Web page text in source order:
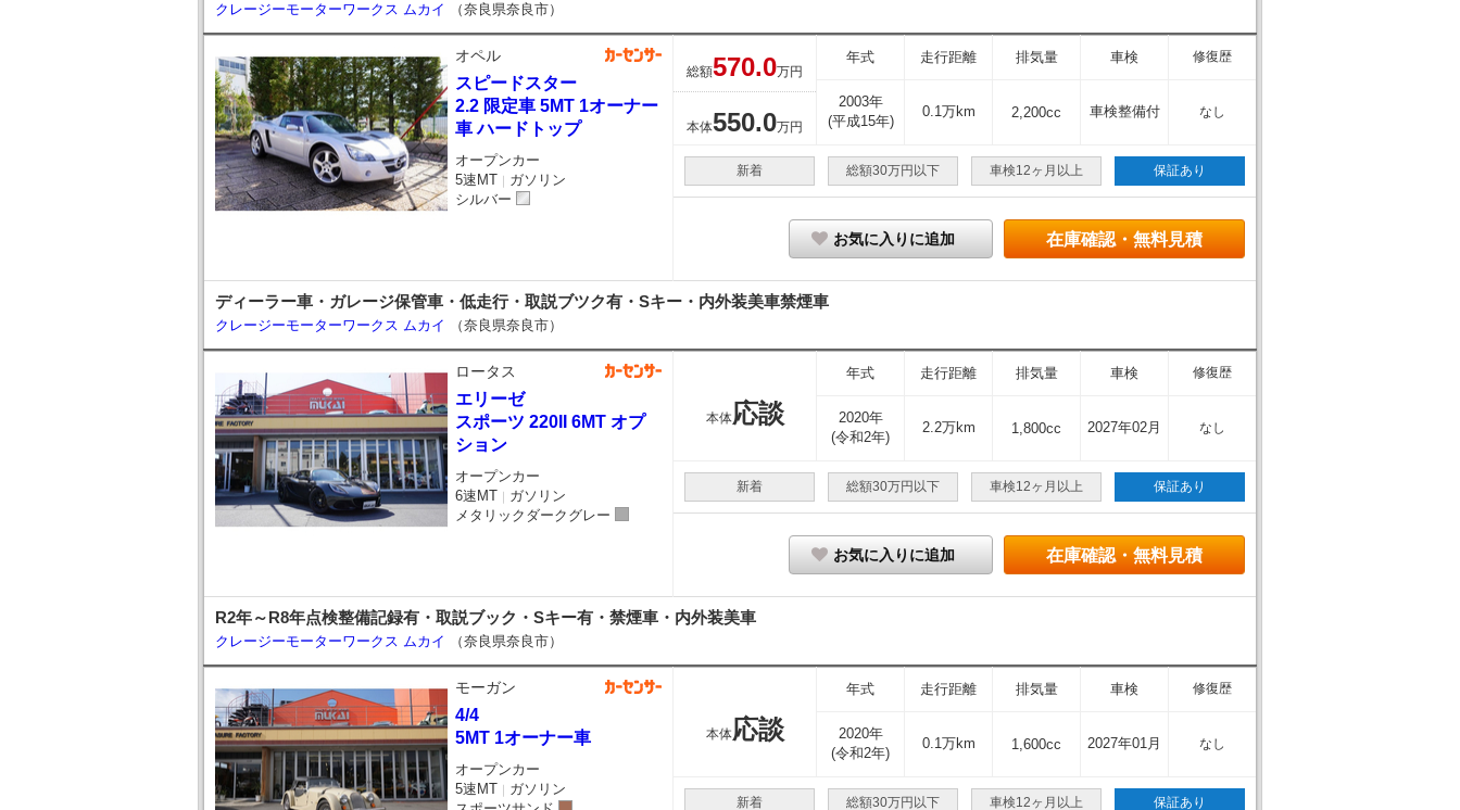
クレージーモーターワークス ムカイ （奈良県奈良市）
オペル
スピードスター
2.2 限定車 5MT 1オーナー
車 ハードトップ
オープンカー
5速MT ｜ ガソリン
シルバー
総額570.0万円
本体550.0万円
年式 走行距離 排気量 車検 修復歴
2003年
(平成15年)
0.1万km 2,200cc 車検整備付 なし
新着 総額30万円以下 車検12ヶ月以上 保証あり
在庫確認・無料見積
お気に入りに追加
ディーラー車・ガレージ保管車・低走行・取説ブツク有・Sキー・内外装美車禁煙車
クレージーモーターワークス ムカイ （奈良県奈良市）
ロータス
エリーゼ
スポーツ 220II 6MT オプ
ション
オープンカー
6速MT ｜ ガソリン
メタリックダークグレー
本体応談
年式 走行距離 排気量 車検 修復歴
2020年
(令和2年)
2.2万km 1,800cc 2027年02月 なし
新着 総額30万円以下 車検12ヶ月以上 保証あり
在庫確認・無料見積
お気に入りに追加
R2年～R8年点検整備記録有・取説ブック・Sキー有・禁煙車・内外装美車
クレージーモーターワークス ムカイ （奈良県奈良市）
モーガン
4/4
5MT 1オーナー車
オープンカー
5速MT ｜ ガソリン
本体応談
年式 走行距離 排気量 車検 修復歴
2020年
(令和2年)
0.1万km 1,600cc 2027年01月 なし
新着 総額30万円以下 車検12ヶ月以上 保証あり